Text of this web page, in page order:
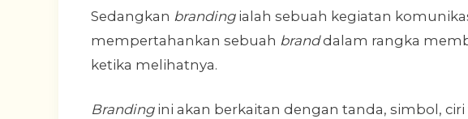
Sedangkan brandingialah sebuah kegiatan
mempertahankan sebuah branddalam rangka
ketika melihatnya.
Brandingini akan berkaitan dengan tanda, simbol, ciri